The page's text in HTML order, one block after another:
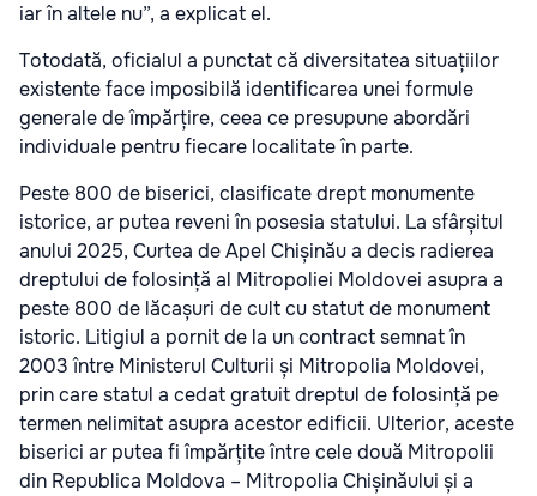
iar în altele nu”, a explicat el.
Totodată, oficialul a punctat că diversitatea situațiilor
existente face imposibilă identificarea unei formule
generale de împărțire, ceea ce presupune abordări
individuale pentru fiecare localitate în parte.
Peste 800 de biserici, clasificate drept monumente
istorice, ar putea reveni în posesia statului. La sfârșitul
anului 2025, Curtea de Apel Chișinău a decis radierea
dreptului de folosință al Mitropoliei Moldovei asupra a
peste 800 de lăcașuri de cult cu statut de monument
istoric. Litigiul a pornit de la un contract semnat în
2003 între Ministerul Culturii și Mitropolia Moldovei,
prin care statul a cedat gratuit dreptul de folosință pe
termen nelimitat asupra acestor edificii. Ulterior, aceste
biserici ar putea fi împărțite între cele două Mitropolii
din Republica Moldova – Mitropolia Chișinăului și a